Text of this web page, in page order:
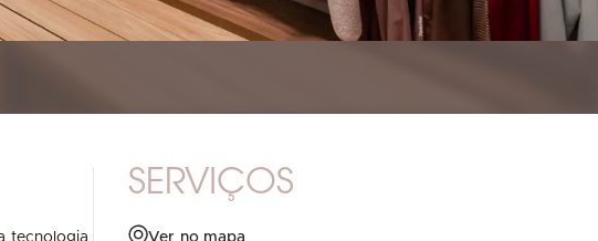
tecnologia
SERVIÇOS
Ver no mapa